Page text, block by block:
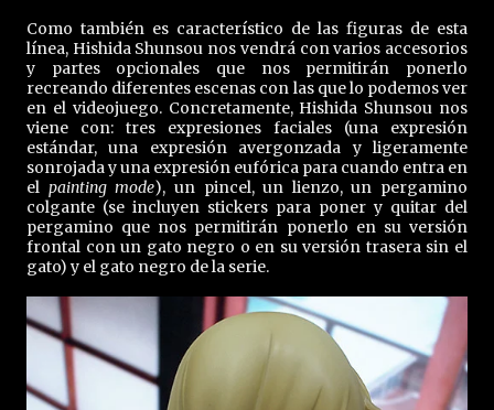
Como también es característico de las figuras de esta
línea, Hishida Shunsou nos vendrá con varios accesorios
y partes opcionales que nos permitirán ponerlo
recreando diferentes escenas con las que lo podemos ver
en el videojuego. Concretamente, Hishida Shunsou nos
viene con: tres expresiones faciales (una expresión
estándar, una expresión avergonzada y ligeramente
sonrojada y una expresión eufórica para cuando entra en
el painting mode), un pincel, un lienzo, un pergamino
colgante (se incluyen stickers para poner y quitar del
pergamino que nos permitirán ponerlo en su versión
frontal con un gato negro o en su versión trasera sin el
gato) y el gato negro de la serie.